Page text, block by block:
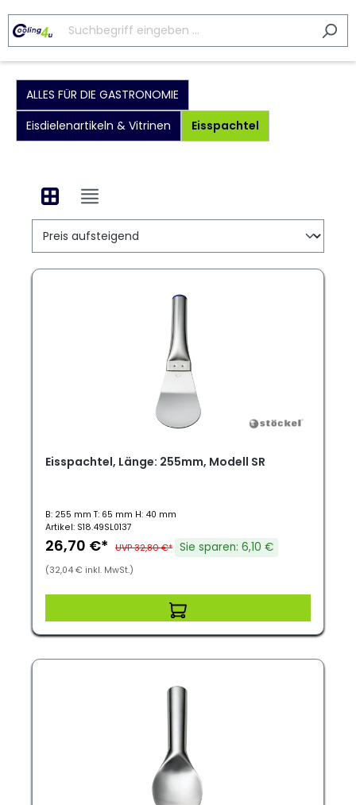
ALLES FÜR DIE GASTRONOMIE
Eisdielenartikeln & Vitrinen
Eisspachtel
Eisspachtel, Länge: 255mm, Modell SR
B: 255 mm T: 65 mm H: 40 mm
Artikel: S18.49SL0137
26,70 €* UVP 32,80 €* Sie sparen: 6,10 €
(32,04 € inkl. MwSt.)